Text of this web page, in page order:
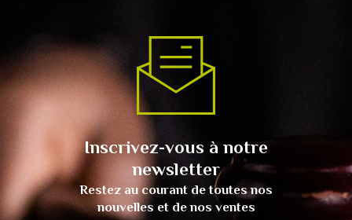
Inscrivez-vous à notre
newsletter
Restez au courant de toutes nos
nouvelles et de nos ventes